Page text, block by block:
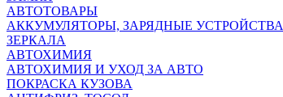
АВТОТОВАРЫ
АККУМУЛЯТОРЫ, ЗАРЯДНЫЕ УСТРОЙСТВА
ЗЕРКАЛА
АВТОХИМИЯ
АВТОХИМИЯ И УХОД ЗА АВТО
ПОКРАСКА КУЗОВА